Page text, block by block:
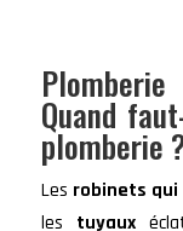
Quand
plomberie
Les robinets
les tuyaux